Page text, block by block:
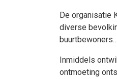
De organisatie
diverse
Inmiddels
ontmoeting